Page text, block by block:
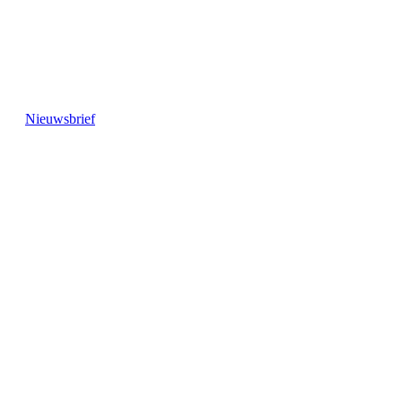
Nieuwsbrief